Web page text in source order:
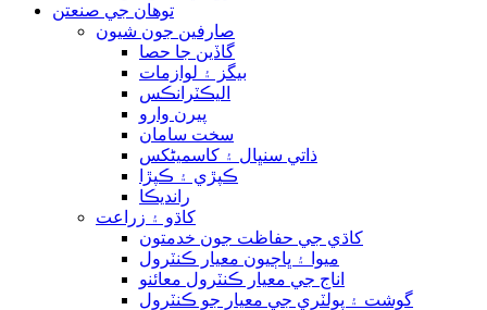
توهان جي صنعتن
صارفين جون شيون
گاڏين جا حصا
بيگز ۽ لوازمات
اليڪٽرانڪس
پيرن وارو
سخت سامان
ذاتي سنڀال ۽ کاسمیٹکس
ڪپڙي ۽ ڪپڙا
رانديڪا
کاڌو ۽ زراعت
کاڌي جي حفاظت جون خدمتون
ميوا ۽ ڀاڄيون معيار ڪنٽرول
اناج جي معيار ڪنٽرول معائنو
گوشت ۽ پولٽري جي معيار جو ڪنٽرول